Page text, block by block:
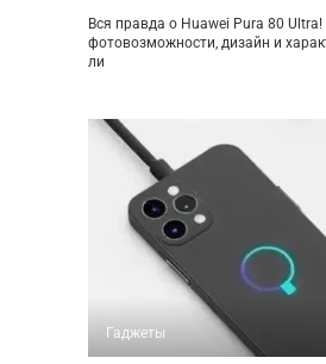
Вся правда о Huawei Pura 80
фотовозможности, дизайн и
ли
Гаджеты